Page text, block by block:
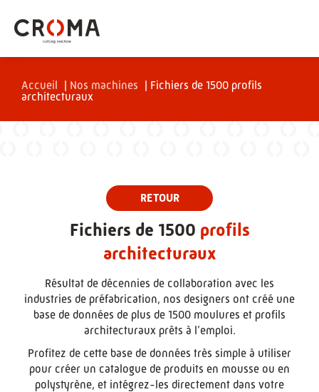
Accueil | Nos machines | Fichiers de 1500 profils
architecturaux
Fichiers de 1500 profils
architecturaux
Résultat de décennies de collaboration avec les
industries de préfabrication, nos designers ont créé une
base de données de plus de 1500 moulures et profils
architecturaux prêts à l’emploi.
Profitez de cette base de données très simple à utiliser
pour créer un catalogue de produits en mousse ou en
polystyrène, et intégrez-les directement dans votre